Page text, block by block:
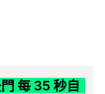
每 35 秒自